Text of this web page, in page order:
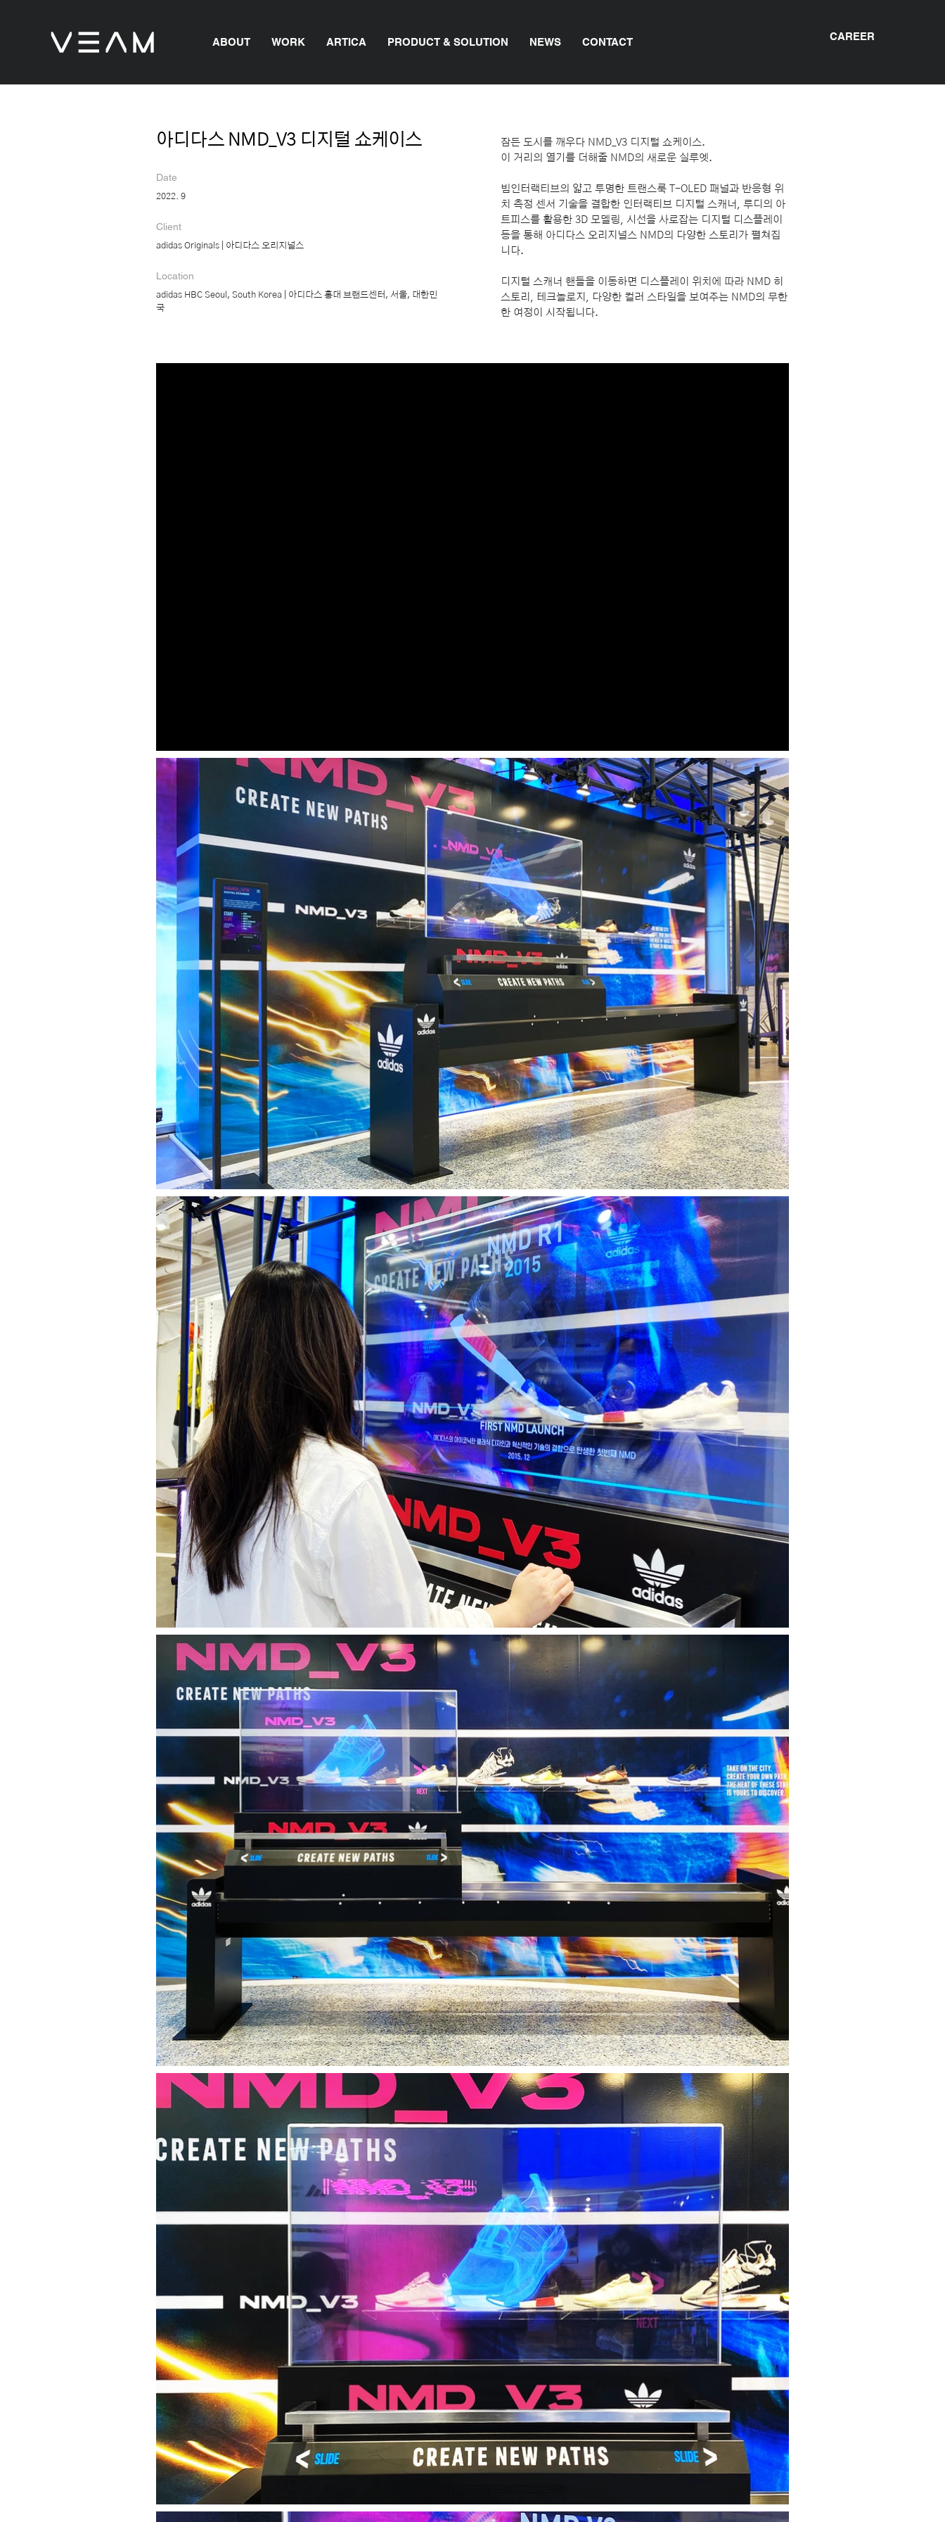
ABOUT WORK ARTICA PRODUCT & SOLUTION NEWS CONTACT CAREER
아디다스 NMD_V3 디지털 쇼케이스
Date
2022. 9
Client
adidas Originals | 아디다스 오리지널스
Location
adidas HBC Seoul, South Korea | 아디다스 홍대 브랜드센터, 서울, 대한민
국
잠든 도시를 깨우다 NMD_V3 디지털 쇼케이스.
이 거리의 열기를 더해줄 NMD의 새로운 실루엣.
빔인터랙티브의 얇고 투명한 트랜스룩 T-OLED 패널과 반응형 위
치 측정 센서 기술을 결합한 인터랙티브 디지털 스캐너, 루디의 아
트피스를 활용한 3D 모델링, 시선을 사로잡는 디지털 디스플레이
등을 통해 아디다스 오리지널스 NMD의 다양한 스토리가 펼쳐집
니다.
디지털 스캐너 핸들을 이동하면 디스플레이 위치에 따라 NMD 히
스토리, 테크놀로지, 다양한 컬러 스타일을 보여주는 NMD의 무한
한 여정이 시작됩니다.